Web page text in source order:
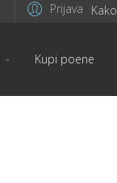
Prijava
Kupi poene